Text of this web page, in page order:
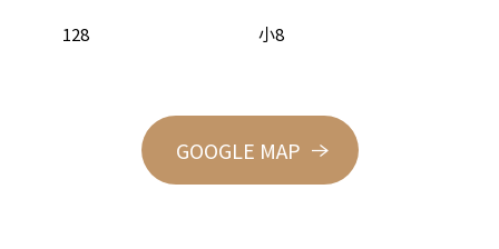
128
小8
GOOGLE MAP